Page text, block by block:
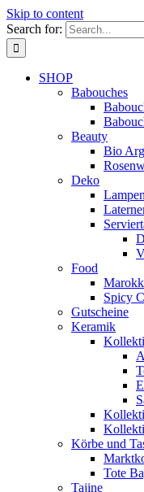
Skip to content
Search for:
SHOP
Babouches
Beauty
Bio
Deko
Lampen
Food
Spicy
Gutscheine
Keramik
Körbe und
Tote
Tajine